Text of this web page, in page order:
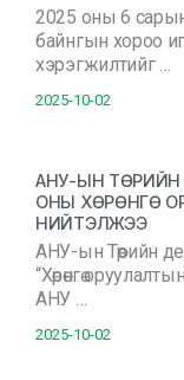
2025 оны 6
байнгын хороо
хэрэгжилтийг …
2025-10-02
АНУ-ЫН ТӨРИЙН
ОНЫ ХӨРӨНГӨ
НИЙТЭЛЖЭЭ
АНУ-ын Төрийн
“Хөрөнгө
АНУ …
2025-10-02